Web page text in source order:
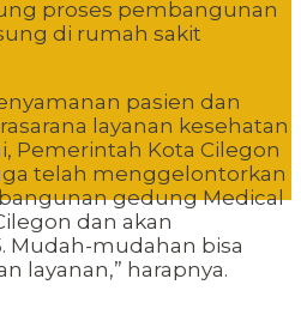
proses pembangunan
di rumah sakit
pasien dan
layanan kesehatan
Pemerintah Kota Cilegon
telah menggelontorkan
gedung Medical
dan akan
Mudah-mudahan bisa
layanan,” harapnya.